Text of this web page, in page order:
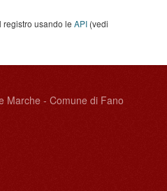
registro usando le API (vedi
Marche - Comune di Fano